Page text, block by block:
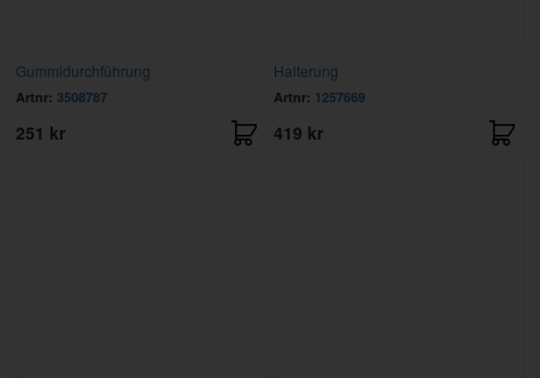
Gummidurchführung
Artnr: 3508787
251 kr
Halterung
Artnr: 1257669
419 kr